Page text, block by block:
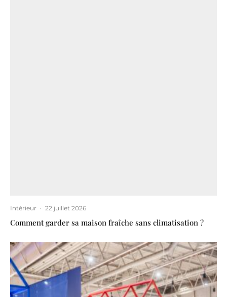
Intérieur · 22 juillet 2026
Comment garder sa maison fraîche sans climatisation ?